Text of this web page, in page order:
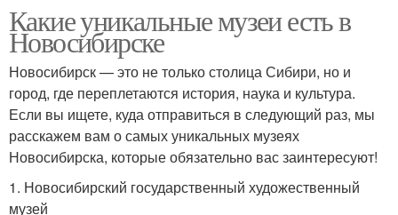
Какие уникальные музеи есть в
Новосибирске
Новосибирск — это не только столица Сибири, но и
город, где переплетаются история, наука и культура.
Если вы ищете, куда отправиться в следующий раз, мы
расскажем вам о самых уникальных музеях
Новосибирска, которые обязательно вас заинтересуют!
1. Новосибирский государственный художественный
музей